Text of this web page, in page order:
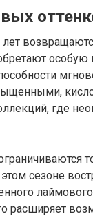
особую
где
сезоне
расширяет